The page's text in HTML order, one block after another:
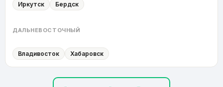
Иркутск
Бердск
ДАЛЬНЕВОСТОЧНЫЙ
Владивосток Хабаровск